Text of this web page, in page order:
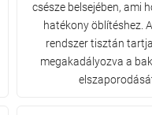
csésze belsejében, ami
hatékony öblítéshez.
rendszer tisztán
megakadályozva a